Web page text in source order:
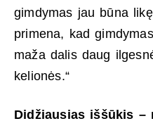
gimdymas jau būna
primena, kad
maža dalis daug
kelionės.“
Didžiausias iššūkis –